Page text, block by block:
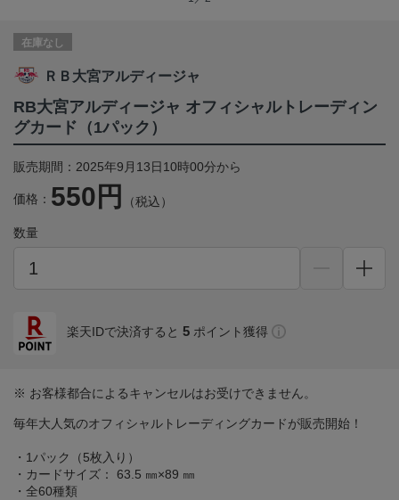
在庫なし
ＲＢ大宮アルディージャ
RB大宮アルディージャ オフィシャルトレーディン
グカード（1パック）
販売期間：2025年9月13日10時00分から
価格： 550円 （税込）
数量
楽天IDで決済すると 5 ポイント獲得
※ お客様都合によるキャンセルはお受けできません。
毎年大人気のオフィシャルトレーディングカードが販売開始！
・1パック（5枚入り）
・カードサイズ： 63.5 ㎜×89 ㎜
・全60種類